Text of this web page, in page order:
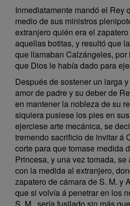
Inmediatamente mandó el Rey
medio de sus ministros
extranjero quién era el
aquellas botitas, y resultó que
que llamaban Calzángeles,
que Dios le había dado para
Después de sostener un larga
amor de padre y su deber de
en mantener la nobleza de su
siquiera pusiese los pies en
ejerciese arte mecánica, se
tremendo sacrificio de invitar á
corte para que tomase medida
Princesa, y una vez tomada,
con la medida al extranjero,
zapatero de cámara de S. M. y
que si volvía á penetrar en los